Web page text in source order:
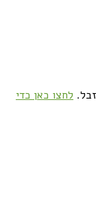
לחצו כאן כדי